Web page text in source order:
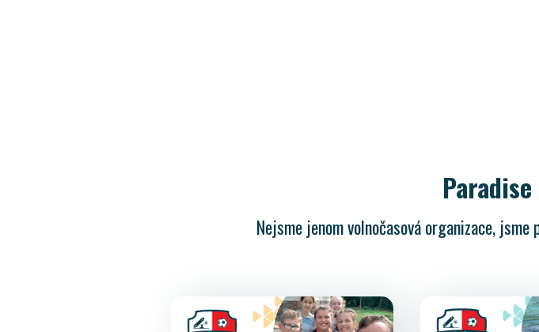
Nejsme jenom volnočasová organizace,